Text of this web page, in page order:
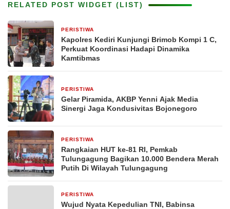
RELATED POST WIDGET (LIST)
PERISTIWA
Kapolres Kediri Kunjungi Brimob Kompi 1 C,
Perkuat Koordinasi Hadapi Dinamika
Kamtibmas
PERISTIWA
Gelar Piramida, AKBP Yenni Ajak Media
Sinergi Jaga Kondusivitas Bojonegoro
PERISTIWA
Rangkaian HUT ke-81 RI, Pemkab
Tulungagung Bagikan 10.000 Bendera Merah
Putih Di Wilayah Tulungagung
PERISTIWA
Wujud Nyata Kepedulian TNI, Babinsa